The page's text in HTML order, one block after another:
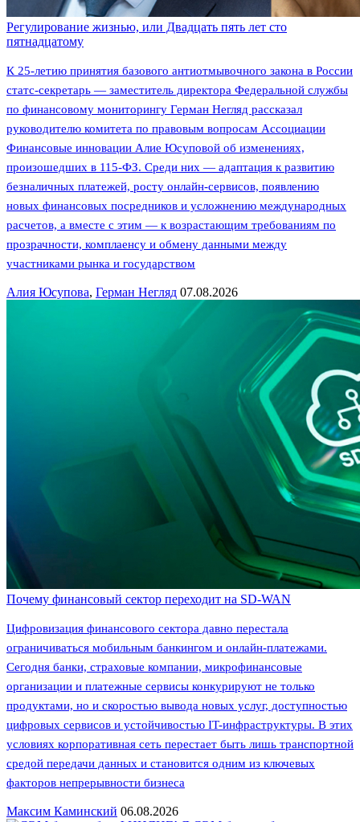
Регулирование жизнью, или Двадцать пять лет сто
пятнадцатому
К 25-летию принятия базового антиотмывочного закона в России
статс-секретарь — заместитель директора Федеральной службы
по финансовому мониторингу Герман Негляд рассказал
руководителю комитета по правовым вопросам Ассоциации
Финансовые инновации Алие Юсуповой об изменениях,
произошедших в 115-ФЗ. Среди них — адаптация к развитию
безналичных платежей, росту онлайн-сервисов, появлению
новых финансовых посредников и усложнению международных
расчетов, а вместе с этим — к возрастающим требованиям по
прозрачности, комплаенсу и обмену данными между
участниками рынка и государством
Алия Юсупова, Герман Негляд 07.08.2026
Почему финансовый сектор переходит на SD-WAN
Цифровизация финансового сектора давно перестала
ограничиваться мобильным банкингом и онлайн-платежами.
Сегодня банки, страховые компании, микрофинансовые
организации и платежные сервисы конкурируют не только
продуктами, но и скоростью вывода новых услуг, доступностью
цифровых сервисов и устойчивостью IT-инфраструктуры. В этих
условиях корпоративная сеть перестает быть лишь транспортной
средой передачи данных и становится одним из ключевых
факторов непрерывности бизнеса
Максим Каминский 06.08.2026